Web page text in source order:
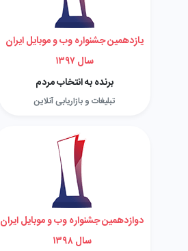
یازدهمین جشنواره وب و موبایل ایران
سال ۱۳۹۷
برنده به انتخاب مردم
تبلیغات و بازاریابی آنلاین
دوازدهمین جشنواره وب و موبایل ایران
سال ۱۳۹۸